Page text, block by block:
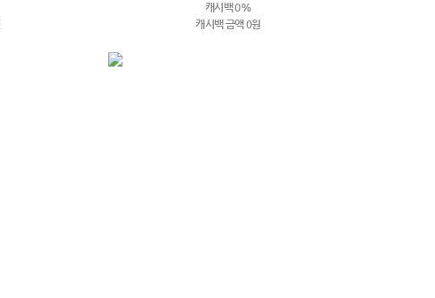
캐시백 0%
캐시백 금액 0원